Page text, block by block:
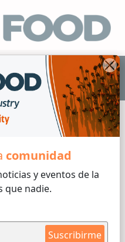
comunidad
y eventos de la
que nadie.
Suscribirme
ES
TV